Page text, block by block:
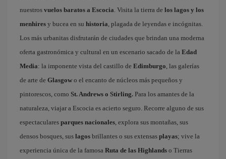
nuestros vuelos baratos a Escocia . Visita la tierra de los lagos y los
menhires y bucea en su historia , plagada de leyendas e incógnitas.
Los más urbanitas disfrutarán de ciudades que brindan una moderna
oferta gastronómica y cultural en un escenario sacado de la Edad
Media: la imponente vista del castillo de Edimburgo , las galerías
de arte de Glasgow o el encanto de núcleos más pequeños y
pintorescos, como St. Andrews o Stirling. Para los amantes de la
naturaleza, viajar a Escocia es acierto seguro. Recorre alguno de sus
espectaculares parques nacionales , explora sus montañas, sus
densos bosques, sus lagos brillantes o sus extensas playas; vive la
experiencia única de la famosa Ruta de las Highlands o Tierras